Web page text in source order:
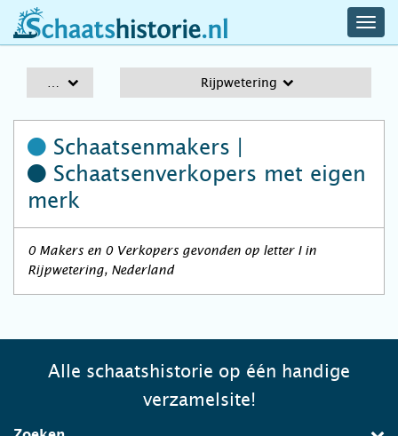
schaatshistorie.nl
Rijpwetering
Schaatsenmakers |
Schaatsenverkopers met eigen
merk
0 Makers en 0 Verkopers gevonden op letter I in
Rijpwetering, Nederland
Alle schaatshistorie op één handige
verzamelsite!